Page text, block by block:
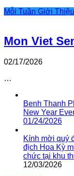
Mỗi Tuần Giới
Mon Viet
02/17/2026
…
Benh Thanh
New Year
01/24/2026
Kính mời quý
địch Hoa Kỳ
chức tại khu
12/03/2026